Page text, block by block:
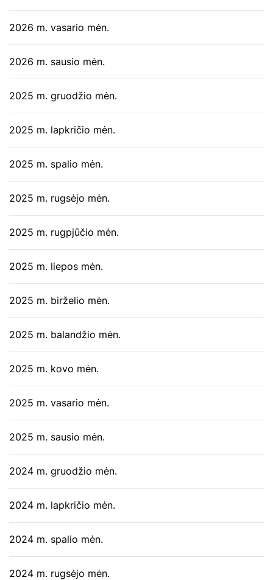
2026 m. vasario mėn.
2026 m. sausio mėn.
2025 m. gruodžio mėn.
2025 m. lapkričio mėn.
2025 m. spalio mėn.
2025 m. rugsėjo mėn.
2025 m. rugpjūčio mėn.
2025 m. liepos mėn.
2025 m. birželio mėn.
2025 m. balandžio mėn.
2025 m. kovo mėn.
2025 m. vasario mėn.
2025 m. sausio mėn.
2024 m. gruodžio mėn.
2024 m. lapkričio mėn.
2024 m. spalio mėn.
2024 m. rugsėjo mėn.